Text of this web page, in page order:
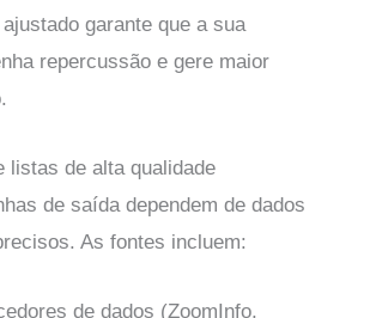
garante que a sua
repercussão e gere maior
listas de alta qualidade
de saída dependem de dados
As fontes incluem:
de dados (ZoomInfo,